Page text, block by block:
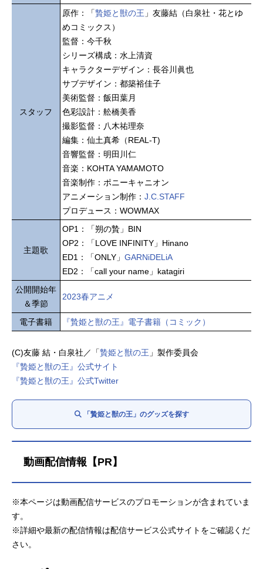
スタッフ
原作：「贄姫と獣の王 」友藤結（白泉社・花とゆ
めコミックス）
監督：今千秋
シリーズ構成：水上清資
キャラクターデザイン：長谷川眞也
サブデザイン：都築裕佳子
美術監督：飯田葉月
色彩設計：舩橋美香
撮影監督：八木祐理奈
編集：仙土真希（REAL-T)
音響監督：明田川仁
音楽：KOHTA YAMAMOTO
音楽制作：ポニーキャニオン
アニメーション制作： J.C.STAFF
プロデュース：WOWMAX
主題歌
OP1：「朔の贄」BIN
OP2：「LOVE INFINITY」Hinano
ED1：「ONLY」 GARNiDELiA
ED2：「call your name」katagiri
公開開始年
＆季節
2023春アニメ
電子書籍 『贄姫と獣の王』電子書籍（コミック）
(C)友藤 結・白泉社／「贄姫と獣の王 」製作委員会
『贄姫と獣の王』公式サイト
『贄姫と獣の王』公式Twitter
「贄姫と獣の王」のグッズを探す
動画配信情報【PR】
※本ページは動画配信サービスのプロモーションが含まれていま
す。
※詳細や最新の配信情報は配信サービス公式サイトをご確認くだ
さい。